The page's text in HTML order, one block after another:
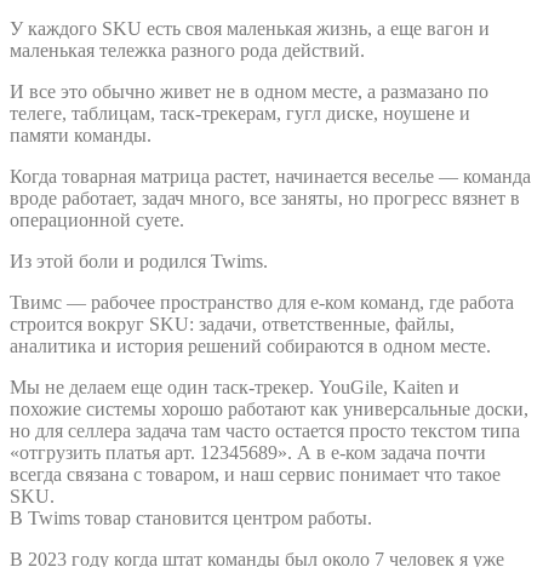
У каждого SKU есть своя маленькая жизнь, а еще вагон и
маленькая тележка разного рода действий.
И все это обычно живет не в одном месте, а размазано по
телеге, таблицам, таск-трекерам, гугл диске, ноушене и
памяти команды.
Когда товарная матрица растет, начинается веселье — команда
вроде работает, задач много, все заняты, но прогресс вязнет в
операционной суете.
Из этой боли и родился Twims.
Твимс — рабочее пространство для е-ком команд, где работа
строится вокруг SKU: задачи, ответственные, файлы,
аналитика и история решений собираются в одном месте.
Мы не делаем еще один таск-трекер. YouGile, Kaiten и
похожие системы хорошо работают как универсальные доски,
но для селлера задача там часто остается просто текстом типа
«отгрузить платья арт. 12345689». А в е-ком задача почти
всегда связана с товаром, и наш сервис понимает что такое
SKU.
В Twims товар становится центром работы.
В 2023 году когда штат команды был около 7 человек я уже